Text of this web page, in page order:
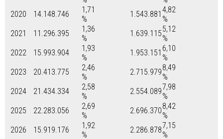
2020
14.148.746
1,71
%
1.543.881 4,82
%
2021
11.296.395
1,36
%
1.639.1155,12
%
2022
15.993.904
1,93
%
1.953.151 6,10
%
2023
20.413.775
2,46
%
2.715.9798,49
%
2024
21.434.334
2,58
%
2.554.0897,98
%
2025
22.283.056
2,69
%
2.696.3708,42
%
2026
15.919.176
1,92
%
2.286.8787,15
%